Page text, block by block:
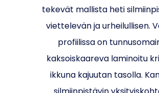
tekevät mallista heti
viettelevän ja urheilullisen.
profiilissa on
kaksoiskaareva laminoitu
ikkuna kajuutan tasolla.